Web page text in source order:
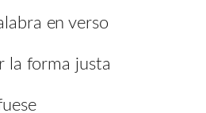
en verso
la forma justa